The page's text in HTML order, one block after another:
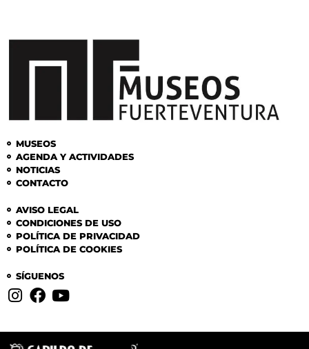
MUSEOS
AGENDA Y ACTIVIDADES
NOTICIAS
CONTACTO
AVISO LEGAL
CONDICIONES DE USO
POLÍTICA DE PRIVACIDAD
POLÍTICA DE COOKIES
SÍGUENOS